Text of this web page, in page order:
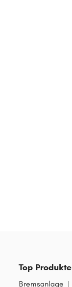
Top Produkte
Bremsanlage |